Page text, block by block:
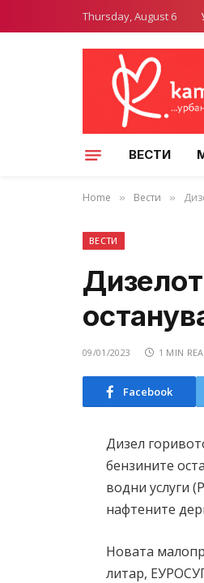
Thursday, August 6
ВЕСТИ
Home » Вести »
ВЕСТИ
09/01/2023 1 MIN
Facebook
Дизел
бензините
водни услуги
нафтените
Новата
литар,